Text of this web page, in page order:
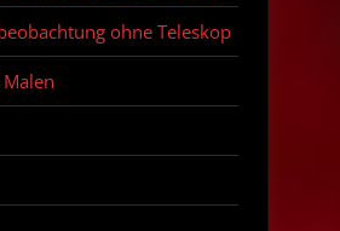
ohne Teleskop